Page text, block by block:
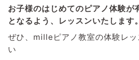
お子様のはじめてのピアノ体験が
となるよう、レッスンいたします。
ぜひ、milleピアノ教室の体験レッ
い